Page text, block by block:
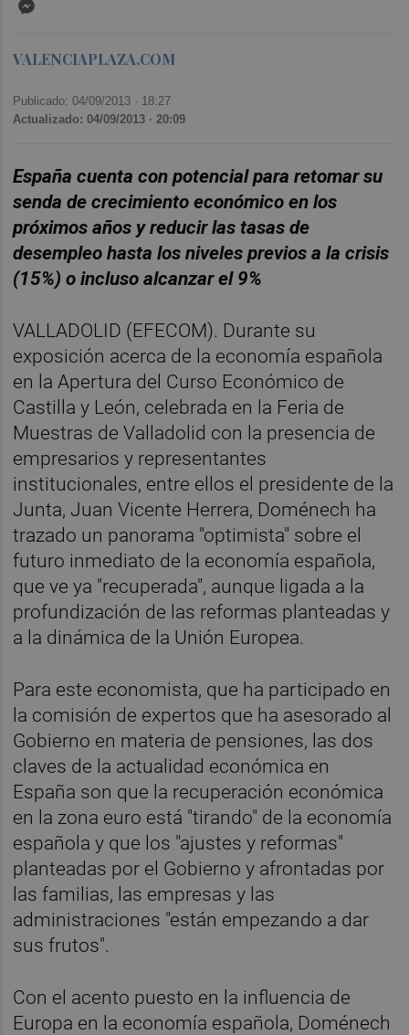
VALENCIAPLAZA.COM
Publicado: 04/09/2013 · 18:27
Actualizado: 04/09/2013 · 20:09
España cuenta con potencial para retomar su
senda de crecimiento económico en los
próximos años y reducir las tasas de
desempleo hasta los niveles previos a la crisis
(15%) o incluso alcanzar el 9%
VALLADOLID (EFECOM). Durante su
exposición acerca de la economía española
en la Apertura del Curso Económico de
Castilla y León, celebrada en la Feria de
Muestras de Valladolid con la presencia de
empresarios y representantes
institucionales, entre ellos el presidente de la
Junta, Juan Vicente Herrera, Doménech ha
trazado un panorama "optimista" sobre el
futuro inmediato de la economía española,
que ve ya "recuperada", aunque ligada a la
profundización de las reformas planteadas y
a la dinámica de la Unión Europea.
Para este economista, que ha participado en
la comisión de expertos que ha asesorado al
Gobierno en materia de pensiones, las dos
claves de la actualidad económica en
España son que la recuperación económica
en la zona euro está "tirando" de la economía
española y que los "ajustes y reformas"
planteadas por el Gobierno y afrontadas por
las familias, las empresas y las
administraciones "están empezando a dar
sus frutos".
Con el acento puesto en la influencia de
Europa en la economía española, Doménech